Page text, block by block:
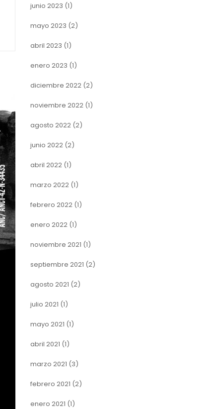
junio 2023 (1)
mayo 2023 (2)
abril 2023 (1)
enero 2023 (1)
diciembre 2022(2)
noviembre 2022(1)
agosto 2022(2)
junio 2022(2)
abril 2022(1)
marzo 2022(1)
febrero 2022(1)
enero 2022(1)
noviembre 2021 (1)
septiembre 2021 (2)
agosto 2021 (2)
julio 2021 (1)
mayo 2021 (1)
abril 2021 (1)
marzo 2021 (3)
febrero 2021 (2)
enero 2021 (1)